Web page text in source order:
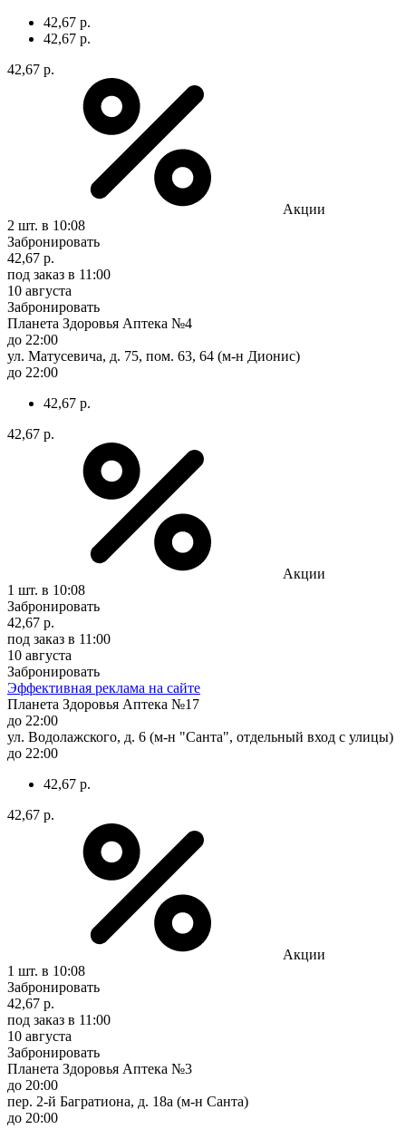
42,67 р.
42,67 р.
42,67 р.
Акции
2 шт. в 10:08
Забронировать
42,67 р.
под заказ в 11:00
10 августа
Забронировать
Планета Здоровья Аптека №4
до 22:00
ул. Матусевича, д. 75, пом. 63, 64 (м-н Дионис)
до 22:00
42,67 р.
42,67 р.
Акции
1 шт. в 10:08
Забронировать
42,67 р.
под заказ в 11:00
10 августа
Забронировать
Эффективная реклама на сайте
Планета Здоровья Аптека №17
до 22:00
ул. Водолажского, д. 6 (м-н "Санта", отдельный вход с улицы)
до 22:00
42,67 р.
42,67 р.
Акции
1 шт. в 10:08
Забронировать
42,67 р.
под заказ в 11:00
10 августа
Забронировать
Планета Здоровья Аптека №3
до 20:00
пер. 2-й Багратиона, д. 18а (м-н Санта)
до 20:00